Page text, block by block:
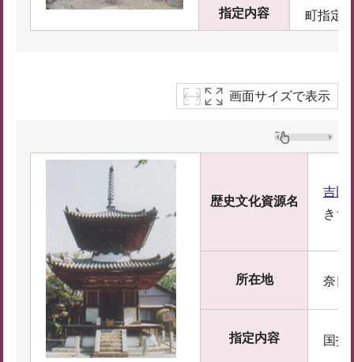
指定内容 町指定
画面サイズで表示
歴史文化資源名
吉田
きち
所在地 奈良
指定内容 国指